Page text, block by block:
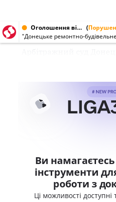
Оголошення від 05.09.1998 (
"Донецьке ремонтно-
Ви
інструменти
роботи з
Ці можливості